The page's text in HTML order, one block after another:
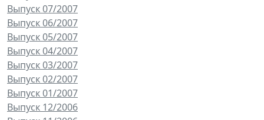
Выпуск 07/2007
Выпуск 06/2007
Выпуск 05/2007
Выпуск 04/2007
Выпуск 03/2007
Выпуск 02/2007
Выпуск 01/2007
Выпуск 12/2006